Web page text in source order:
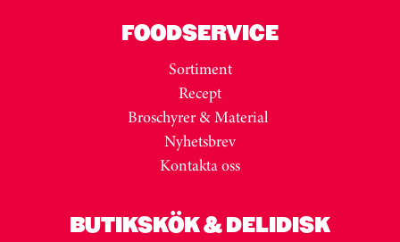
FOODSERVICE
Sortiment
Recept
Broschyrer & Material
Nyhetsbrev
Kontakta oss
BUTIKSKÖK & DELIDISK